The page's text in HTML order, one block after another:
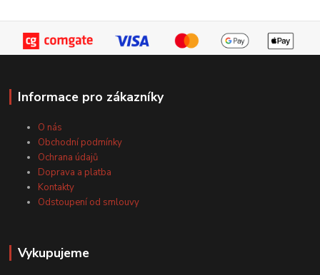
Informace pro zákazníky
O nás
Obchodní podmínky
Ochrana údajů
Doprava a platba
Kontakty
Odstoupení od smlouvy
Vykupujeme